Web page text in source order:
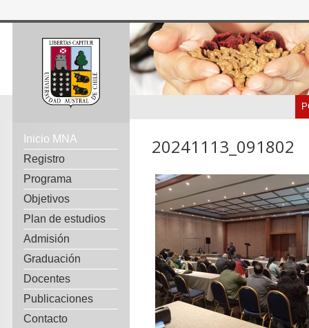
Inicio MNA
Registro
Programa
Objetivos
Plan de estudios
Admisión
Graduación
Docentes
Publicaciones
Contacto
20241113_091802